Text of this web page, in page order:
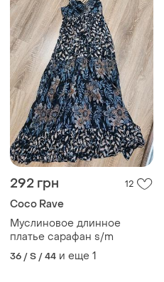
292 грн 12
Coco Rave
Муслиновое длинное
платье сарафан s/m
36 / S / 44 и еще 1